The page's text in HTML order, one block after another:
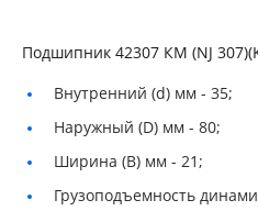
Подшипник 42307 КМ (NJ
Внутренний (d) мм - 35;
Наружный (D) мм - 80;
Ширина (B) мм - 21;
Грузоподъемность